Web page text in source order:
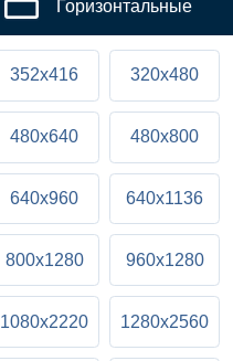
Горизонтальные
352x416 320x480
480x640 480x800
640x960 640x1136
800x1280 960x1280
1080x2220 1280x2560